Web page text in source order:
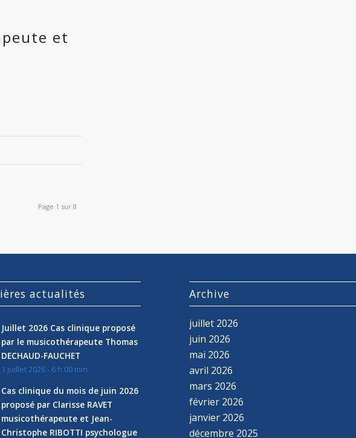
et
Page 1 sur 8
actualités
Juillet 2026 Cas clinique proposé
par le musicothérapeute Thomas
DECHAUD-FAUCHET
1 juillet 2026 - 6 h 00 min
Cas clinique du mois de juin 2026
proposé par Clarisse RAVET
musicothérapeute et Jean-
Christophe RIBOTTI psychologue
Archive
juillet 2026
juin 2026
mai 2026
avril 2026
mars 2026
février 2026
janvier 2026
décembre 2025